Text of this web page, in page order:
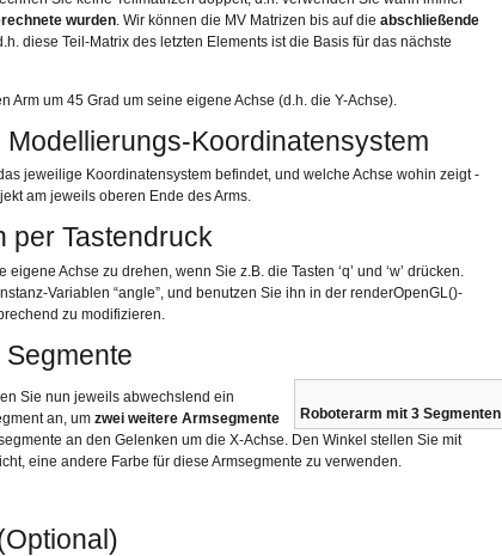
wurden. Wir können die MV Matrizen bis auf die abschließende
diese Teil-Matrix des letzten Elements ist die Basis für das nächste
Arm um 45 Grad um seine eigene Achse (d.h. die Y-Achse).
Koordinatensystem
jeweilige Koordinatensystem befindet, und welche Achse wohin zeigt -
am jeweils oberen Ende des Arms.
per Tastendruck
Achse zu drehen, wenn Sie z.B. die Tasten ‘q’ und ‘w’ drücken.
Variablen “angle”, und benutzen Sie ihn in der renderOpenGL()-
zu modifizieren.
Roboterarm mit 3 Segmenten
Sie nun jeweils abwechslend ein
an, um zwei weitere Armsegmente
an den Gelenken um die X-Achse. Den Winkel stellen Sie mit
eine andere Farbe für diese Armsegmente zu verwenden.